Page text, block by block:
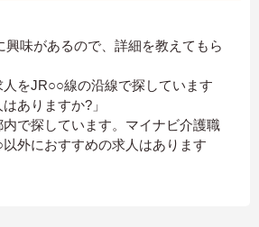
興味があるので、詳細を教えてもら
人をJR○○線の沿線で探しています
ありますか?」
内で探しています。マイナビ介護職
外におすすめの求人はあります